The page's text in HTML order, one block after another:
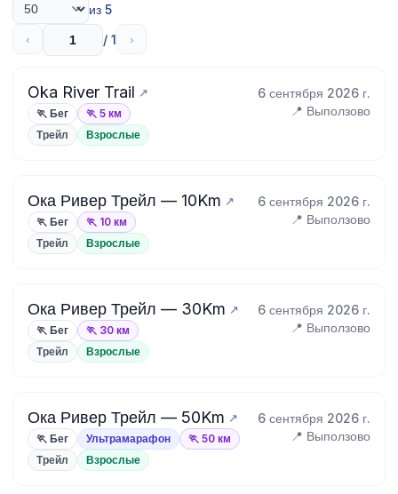
из 5
‹ / 1 ›
Oka River Trail 6 сентября 2026 г.
🏃 Бег 🏃 5 км 📍 Выползово
Трейл Взрослые
Ока Ривер Трейл — 10Km 6 сентября 2026 г.
🏃 Бег 🏃 10 км 📍 Выползово
Трейл Взрослые
Ока Ривер Трейл — 30Km 6 сентября 2026 г.
🏃 Бег 🏃 30 км 📍 Выползово
Трейл Взрослые
Ока Ривер Трейл — 50Km 6 сентября 2026 г.
🏃 Бег Ультрамарафон 🏃 50 км 📍 Выползово
Трейл Взрослые